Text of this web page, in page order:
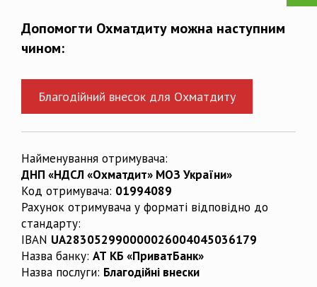
Допомогти Охматдиту можна наступним
чином:
Благодійний внесок для Охматдиту
Найменування отримувача:
ДНП «НДСЛ «Охматдит» МОЗ України»
Код отримувача: 01994089
Рахунок отримувача у форматі відповідно до
стандарту:
IBAN UA283052990000026004045036179
Назва банку: АТ КБ «ПриватБанк»
Назва послуги: Благодійні внески